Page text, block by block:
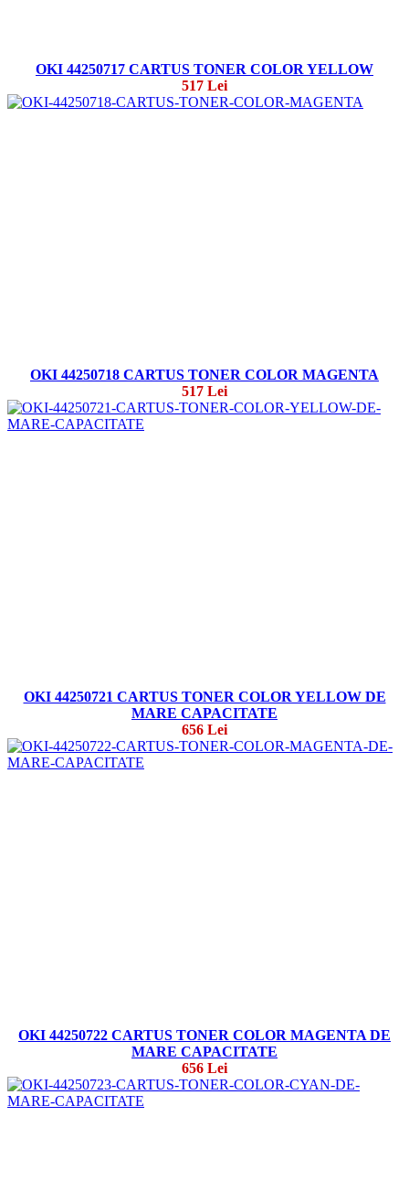
OKI 44250717 CARTUS TONER COLOR YELLOW
517 Lei
OKI 44250718 CARTUS TONER COLOR MAGENTA
517 Lei
OKI 44250721 CARTUS TONER COLOR YELLOW DE
MARE CAPACITATE
656 Lei
OKI 44250722 CARTUS TONER COLOR MAGENTA DE
MARE CAPACITATE
656 Lei